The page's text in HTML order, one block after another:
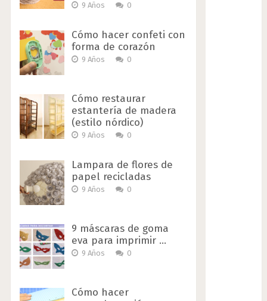
9 Años 0
Cómo hacer confeti con
forma de corazón
9 Años 0
Cómo restaurar
estantería de madera
(estilo nórdico)
9 Años 0
Lampara de flores de
papel recicladas
9 Años 0
9 máscaras de goma
eva para imprimir …
9 Años 0
Cómo hacer